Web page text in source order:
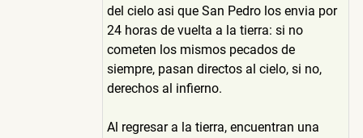
del cielo asi que San Pedro los envia por
24 horas de vuelta a la tierra: si no
cometen los mismos pecados de
siempre, pasan directos al cielo, si no,
derechos al infierno.
Al regresar a la tierra, encuentran una